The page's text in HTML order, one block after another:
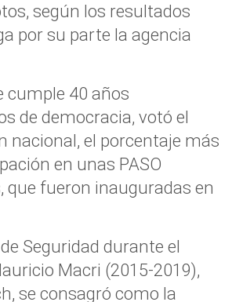
según los resultados
por su parte la agencia
cumple 40 años
de democracia, votó el
nacional, el porcentaje más
en unas PASO
que fueron inauguradas en
Seguridad durante el
Macri (2015-2019),
se consagró como la